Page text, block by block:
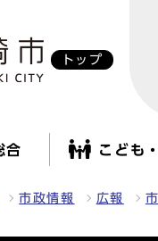
トップ
合 こども
市政情報 広報